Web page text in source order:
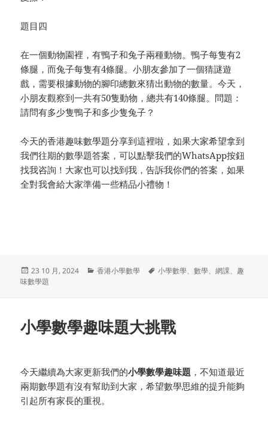
題目四
在一個動物園裡，有鴨子和兔子兩種動物。鴨子每隻有2
條腿，而兔子每隻有4條腿。小朋友參加了一個猜謎遊
戲，需要根據動物的腳印總數來猜出動物的數量。今天，
小朋友觀察到一共有50隻動物，總共有140條腿。問題：
請問有多少隻鴨子和多少隻兔子？
今天的香港趣味數學題分享到這裡啦，如果大家希望拿到
我們往期的數學題答案，可以點擊我們的WhatsApp按鈕
找我咨詢！大家也可以找到我，告訴我你們的答案，如果
全對我會給大家準備一些精品小禮物！
发
布
23 10 月, 2024
分
香港小學數學
标
小學數學、數學、網課、 趣
味數學題
小學數學趣味題大挑戰
今天繼續為大家更新我們的小學數學趣味題 ，不知道最近
兩期數學題有沒有幫助到大家，希望數學思維的提升能夠
引起所有家長的重視。